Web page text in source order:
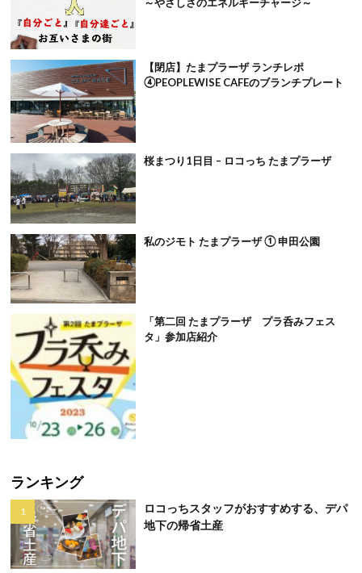
【閉店】たまプラーザ ランチレポ
④PEOPLEWISE CAFEのブランチプレート
桜まつり1日目 – ロコっち たまプラーザ
私のジモト たまプラーザ ① 申田公園
「第二回 たまプラーザ プラ呑みフェス
タ」参加店紹介
ランキング
ロコっちスタッフがおすすめする、デパ
地下の帰省土産